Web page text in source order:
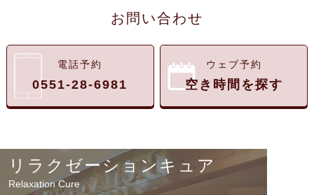
お問い合わせ
電話予約
0551-28-6981
ウェブ予約
空き時間を探す
リラクゼーションキュア
Relaxation Cure